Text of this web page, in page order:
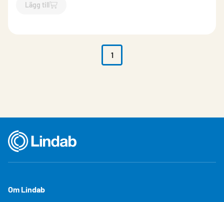
Lägg till
`$Lägg till
1
Om Lindab